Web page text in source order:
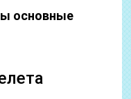
основные